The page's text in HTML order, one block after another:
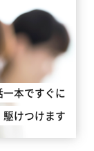
一本ですぐに
駆けつけます